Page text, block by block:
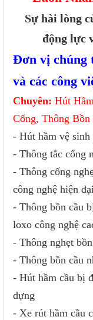
Sự hài lòng
động lực
Đơn vị chúng
và các công
Chuyên: Hút
Cống, Thông Bồn
- Hút hầm vệ sinh
- Thông tắc cống
- Thông cống
công nghệ hiện
- Thông bồn cầu
loxo công nghệ
- Thông nghẹt
- Thông bồn cầu
- Hút hầm cầu bị
dựng
- Xe rút hầm cầu